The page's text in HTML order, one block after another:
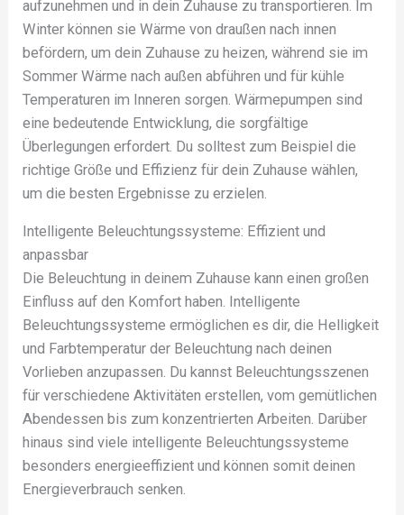
aufzunehmen und in dein Zuhause zu transportieren. Im
Winter können sie Wärme von draußen nach innen
befördern, um dein Zuhause zu heizen, während sie im
Sommer Wärme nach außen abführen und für kühle
Temperaturen im Inneren sorgen. Wärmepumpen sind
eine bedeutende Entwicklung, die sorgfältige
Überlegungen erfordert. Du solltest zum Beispiel die
richtige Größe und Effizienz für dein Zuhause wählen,
um die besten Ergebnisse zu erzielen.
Intelligente Beleuchtungssysteme: Effizient und
anpassbar
Die Beleuchtung in deinem Zuhause kann einen großen
Einfluss auf den Komfort haben. Intelligente
Beleuchtungssysteme ermöglichen es dir, die Helligkeit
und Farbtemperatur der Beleuchtung nach deinen
Vorlieben anzupassen. Du kannst Beleuchtungsszenen
für verschiedene Aktivitäten erstellen, vom gemütlichen
Abendessen bis zum konzentrierten Arbeiten. Darüber
hinaus sind viele intelligente Beleuchtungssysteme
besonders energieeffizient und können somit deinen
Energieverbrauch senken.